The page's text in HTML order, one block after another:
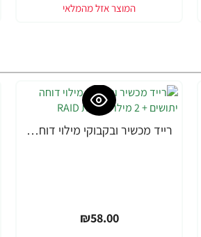
רייד מכשיר ובקבוקי מילוי דוחה יתושים + 2 מילוי - מבית RAID
₪58.00